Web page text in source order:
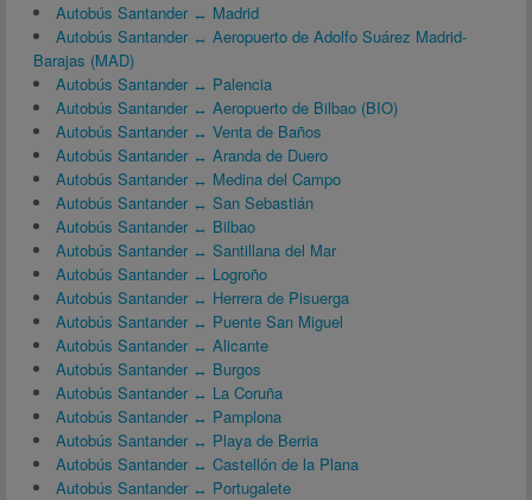
Autobús Santander ↔ Madrid
Autobús Santander ↔ Aeropuerto de Adolfo Suárez Madrid-
Barajas (MAD)
Autobús Santander ↔ Palencia
Autobús Santander ↔ Aeropuerto de Bilbao (BIO)
Autobús Santander ↔ Venta de Baños
Autobús Santander ↔ Aranda de Duero
Autobús Santander ↔ Medina del Campo
Autobús Santander ↔ San Sebastián
Autobús Santander ↔ Bilbao
Autobús Santander ↔ Santillana del Mar
Autobús Santander ↔ Logroño
Autobús Santander ↔ Herrera de Pisuerga
Autobús Santander ↔ Puente San Miguel
Autobús Santander ↔ Alicante
Autobús Santander ↔ Burgos
Autobús Santander ↔ La Coruña
Autobús Santander ↔ Pamplona
Autobús Santander ↔ Playa de Berria
Autobús Santander ↔ Castellón de la Plana
Autobús Santander ↔ Portugalete